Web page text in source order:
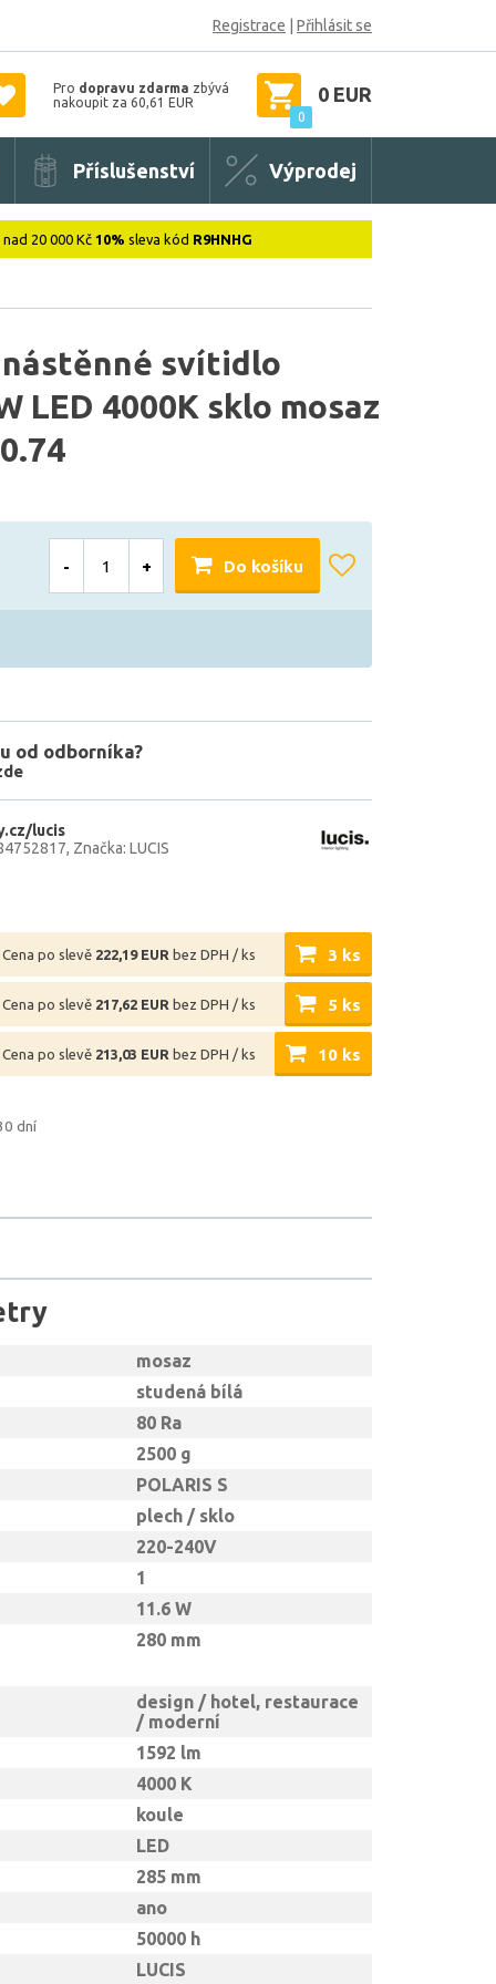
Registrace Přihlásit se
Pro dopravu zdarma zbývá
nakoupit za 60,61 EUR
0
0 EUR
Příslušenství Výprodej
nad 20 000 Kč 10% sleva kód R9HNHG
nástěnné svítidlo
LED 4000K sklo mosaz
- + Do košíku
od odborníka?
lucis
Značka: LUCIS
Cena po slevě 222,19 EUR bez DPH / ks 3 ks
Cena po slevě 217,62 EUR bez DPH / ks 5 ks
Cena po slevě 213,03 EUR bez DPH / ks 10 ks
dní
mosaz
studená bílá
80 Ra
2500 g
POLARIS S
plech / sklo
220-240V
1
11.6 W
280 mm
design / hotel, restaurace
/ moderní
1592 lm
4000 K
koule
LED
285 mm
ano
50000 h
LUCIS